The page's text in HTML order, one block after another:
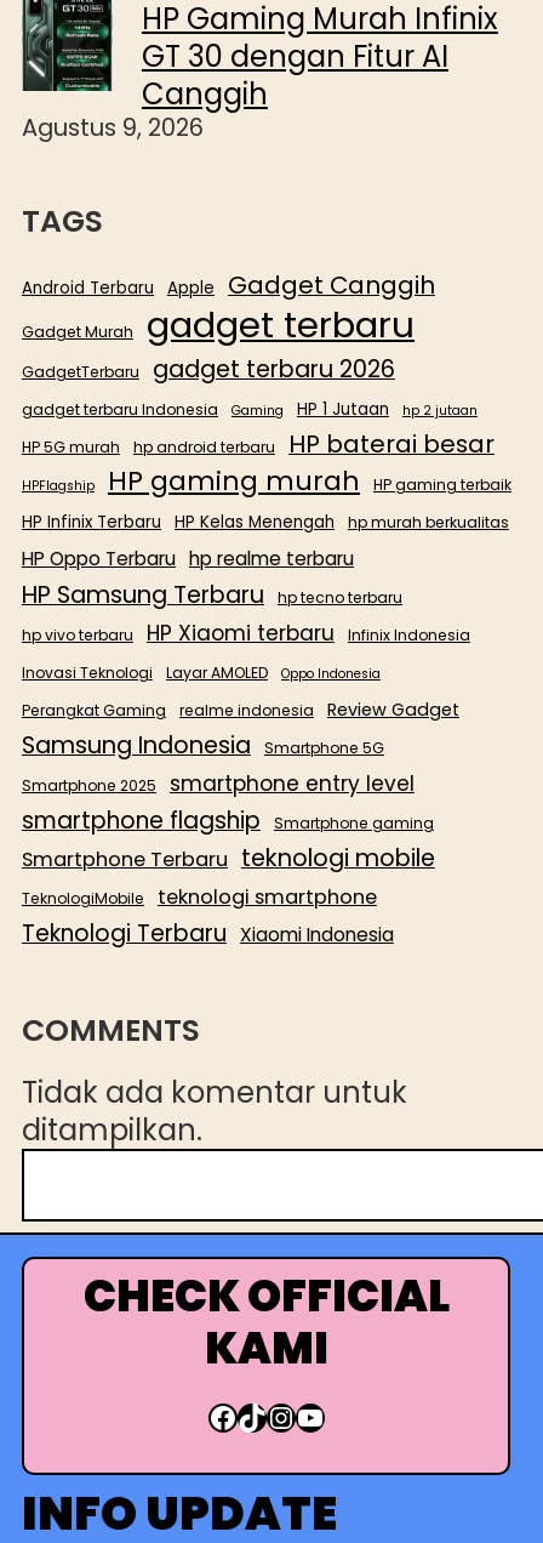
HP Gaming Murah Infinix
GT 30 dengan Fitur AI
Canggih
Agustus 9, 2026
TAGS
Android Terbaru Apple Gadget Canggih
Gadget Murah gadget terbaru
GadgetTerbaru gadget terbaru 2026
gadget terbaru Indonesia Gaming HP 1 Jutaan hp 2 jutaan
HP 5G murah hp android terbaru HP baterai besar
HPFlagship HP gaming murah HP gaming terbaik
HP Infinix Terbaru HP Kelas Menengah hp murah berkualitas
HP Oppo Terbaru hp realme terbaru
HP Samsung Terbaru
hp tecno terbaru
hp vivo terbaru
HP Xiaomi terbaru
Infinix Indonesia
Inovasi Teknologi
Layar AMOLED Oppo Indonesia
Perangkat Gaming realme indonesia Review Gadget
Samsung Indonesia
Smartphone 5G
Smartphone 2025
smartphone entry level
smartphone flagship Smartphone gaming
Smartphone Terbaru teknologi mobile
TeknologiMobile teknologi smartphone
Teknologi Terbaru Xiaomi Indonesia
COMMENTS
Tidak ada komentar untuk
ditampilkan.
r
i
CHECK OFFICIAL
KAMI
Facebook TikTok InstagramYouTube
INFO UPDATE